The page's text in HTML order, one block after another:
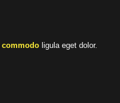
commodoligula eget dolor.